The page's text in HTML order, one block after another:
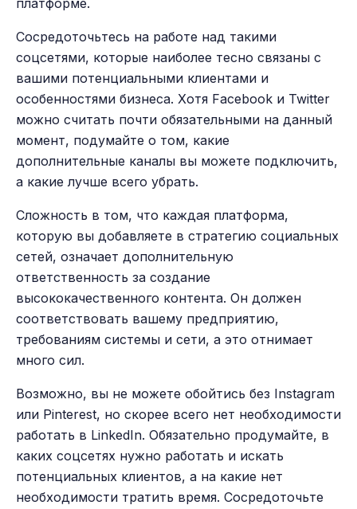
платформе.
Сосредоточьтесь на работе над такими
соцсетями, которые наиболее тесно связаны с
вашими потенциальными клиентами и
особенностями бизнеса. Хотя Facebook и Twitter
можно считать почти обязательными на данный
момент, подумайте о том, какие
дополнительные каналы вы можете подключить,
а какие лучше всего убрать.
Сложность в том, что каждая платформа,
которую вы добавляете в стратегию социальных
сетей, означает дополнительную
ответственность за создание
высококачественного контента. Он должен
соответствовать вашему предприятию,
требованиям системы и сети, а это отнимает
много сил.
Возможно, вы не можете обойтись без Instagram
или Pinterest, но скорее всего нет необходимости
работать в LinkedIn. Обязательно продумайте, в
каких соцсетях нужно работать и искать
потенциальных клиентов, а на какие нет
необходимости тратить время. Сосредоточьте